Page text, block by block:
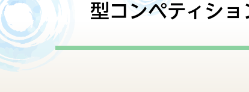
子育てに関する計画
財産管理
型コンペティシ